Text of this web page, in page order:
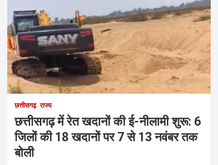
छत्तीसगढ़ राज्य
छत्तीसगढ़ में रेत खदानों की ई-नीलामी शुरू: 6
जिलों की 18 खदानों पर 7 से 13 नवंबर तक
बोली